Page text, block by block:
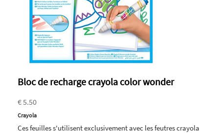
Bloc de recharge crayola color wonder
€ 5.50
Crayola
Ces feuilles s'utilisent exclusivement avec les feutres crayola